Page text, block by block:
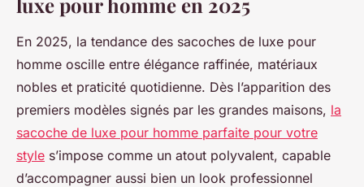
En 2025, la tendance des sacoches de luxe pour
homme oscille entre élégance raffinée, matériaux
nobles et praticité quotidienne. Dès l’apparition des
premiers modèles signés par les grandes maisons, la
sacoche de luxe pour homme parfaite pour votre
style s’impose comme un atout polyvalent, capable
d’accompagner aussi bien un look professionnel